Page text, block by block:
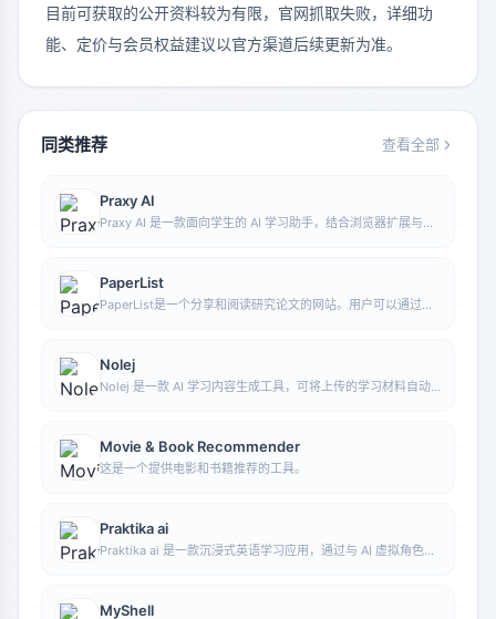
目前可获取的公开资料较为有限，官网抓取失败，详细功
能、定价与会员权益建议以官方渠道后续更新为准。
同类推荐 查看全部
Praxy AI
Praxy AI 是一款面向学生的 AI 学习助手，结合浏览器扩展与虚
PaperList
PaperList是一个分享和阅读研究论文的网站。用户可以通过注
Nolej
Nolej 是一款 AI 学习内容生成工具，可将上传的学习材料自动
Movie & Book Recommender
这是一个提供电影和书籍推荐的工具。
Praktika ai
Praktika ai 是一款沉浸式英语学习应用，通过与 AI 虚拟角色对
MyShell